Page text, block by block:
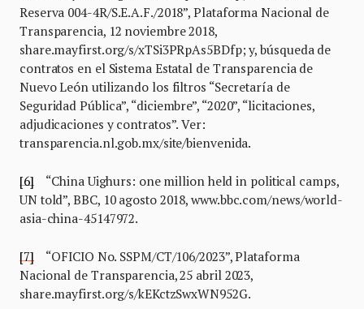
Reserva 004-4R/S.E.A.F./2018”, Plataforma Nacional de
Transparencia, 12 noviembre 2018,
share.mayfirst.org/s/xTSi3PRpAs5BDfp; y, búsqueda de
contratos en el Sistema Estatal de Transparencia de
Nuevo León utilizando los filtros “Secretaría de
Seguridad Pública”, “diciembre”, “2020”, “licitaciones,
adjudicaciones y contratos”. Ver:
transparencia.nl.gob.mx/site/bienvenida.
[6]“China Uighurs: one million held in political camps,
UN told”, BBC, 10 agosto 2018, www.bbc.com/news/world-
asia-china-45147972.
[7]“OFICIO No. SSPM/CT/106/2023”, Plataforma
Nacional de Transparencia, 25 abril 2023,
share.mayfirst.org/s/kEKctzSwxWN952G.